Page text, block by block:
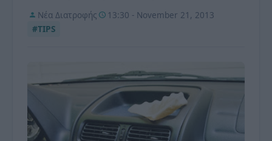
Νέα Διατροφής
13:30 - November 21, 2013
#TIPS